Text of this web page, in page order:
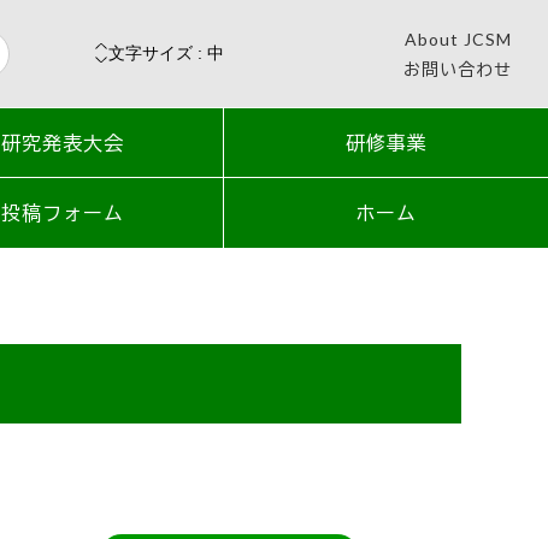
About JCSM
お問い合わせ
研究発表大会 研修事業
投稿フォーム ホーム